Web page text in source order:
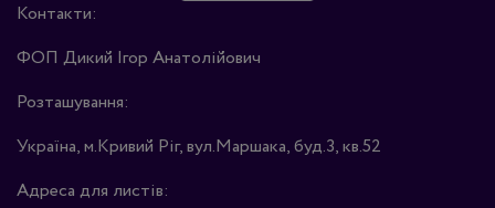
Контакти:
ФОП Дикий Ігор Анатолійович
Розташування:
Україна, м.Кривий Ріг, вул.Маршака, буд.3, кв.52
Адреса для листів: